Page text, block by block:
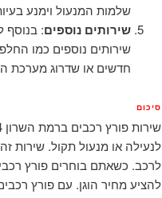
שלמות המנעול וימנע
שירותים נוספים: בנוסף
שירותים נוספים כמו
חדשים או שדרוג מערכת
סיכום
לנעילה או מנעול תקול. שירות
לרכב. כשאתם בוחרים פורץ
להציע מחיר הוגן. עם פורץ